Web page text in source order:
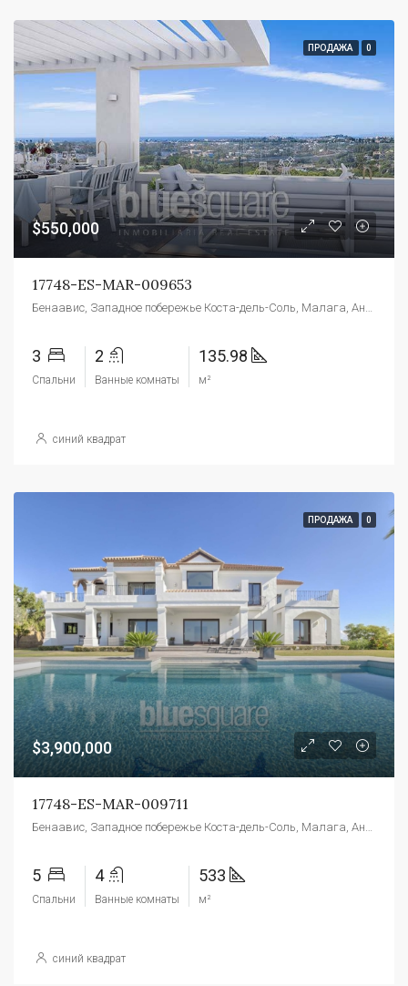
ПРОДАЖА 0
$550,000
17748-ES-MAR-009653
3
Спальни
2
Ванные комнаты
135.98
м²
синий квадрат
ПРОДАЖА 0
$3,900,000
17748-ES-MAR-009711
Бенаавис, Западное побережье Коста-дель-Соль, Малага, Андалусия, 29679, Испания
5
Спальни
4
Ванные комнаты
533
м²
синий квадрат